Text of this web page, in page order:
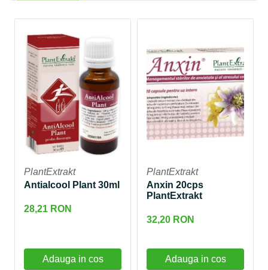
PlantExtrakt
Antialcool Plant 30ml
28,21 RON
Adauga in cos
PlantExtrakt
Anxin 20cps
PlantExtrakt
32,20 RON
Adauga in cos